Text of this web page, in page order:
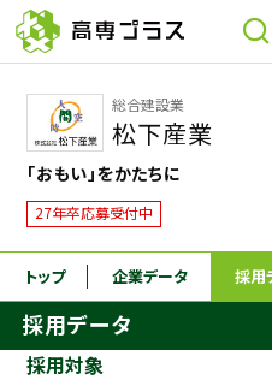
企業をさがす
進学先をさがす
インターンシップ・
高専OBOGをさがす
総合建設業
松下産業
「おもい」をかたちに
27年卒応募受付中
トップ 企業データ 採用
採用データ
採用対象